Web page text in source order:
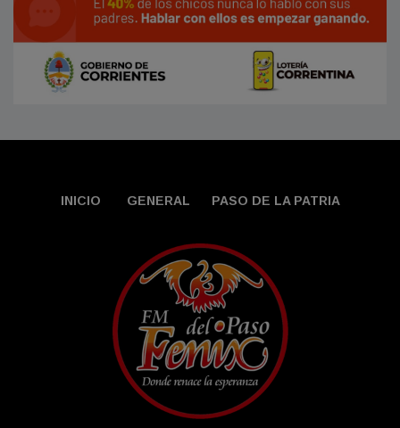
INICIO GENERAL PASO DE LA PATRIA